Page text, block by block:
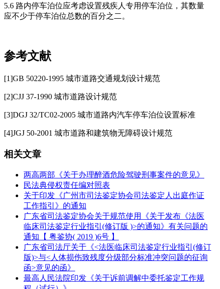
5.6 路内停车泊位应考虑设置残疾人专用停车泊位，其数量
应不少于停车泊位总数的百分之二。
参考文献
[1]GB 50220-1995 城市道路交通规划设计规范
[2]CJJ 37-1990 城市道路设计规范
[3]DGJ 32/TC02-2005 城市道路内汽车停车泊位设置标准
[4]JGJ 50-2001 城市道路和建筑物无障碍设计规范
相关文章
两高两部《关于办理醉酒危险驾驶刑事案件的意见》
民法典侵权责任编对照表
关于印发《广州市司法鉴定协会司法鉴定人出庭作证
工作指引》的通知
广东省司法鉴定协会关于规范使用《关于发布《法医
临床司法鉴定行业指引(修订版 )>的通知》有关问题的
通知【 粤鉴协( 2019 )6号 】
广东省司法厅关于《<法医临床司法鉴定行业指引(修订
版)>与<人体损伤致残度分级部分标准冲突问题的征询
函>意见的函》
最高人民法院印发《关于诉前调解中委托鉴定工作规